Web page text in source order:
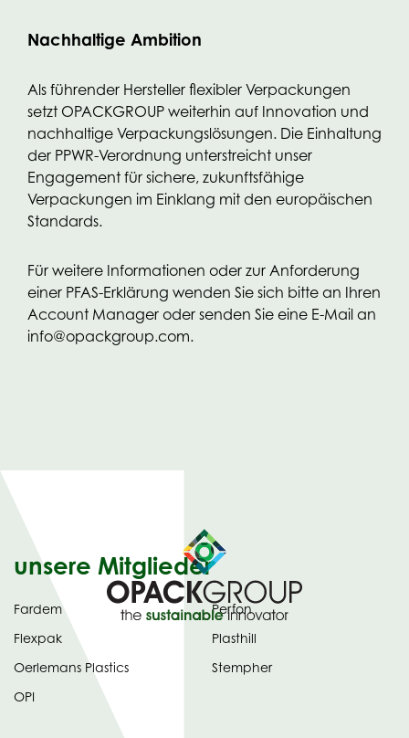
Nachhaltige Ambition
Als führender Hersteller flexibler Verpackungen
setzt OPACKGROUP weiterhin auf Innovation und
nachhaltige Verpackungslösungen. Die Einhaltung
der PPWR-Verordnung unterstreicht unser
Engagement für sichere, zukunftsfähige
Verpackungen im Einklang mit den europäischen
Standards.
Für weitere Informationen oder zur Anforderung
einer PFAS-Erklärung wenden Sie sich bitte an Ihren
Account Manager oder senden Sie eine E-Mail an
info@opackgroup.com.
unsere Mitglieder
Fardem
Flexpak
Oerlemans Plastics
OPI
Perfon
Plasthill
Stempher